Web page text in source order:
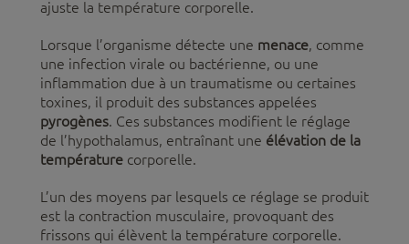
ajuste la température corporelle.
Lorsque l’organisme détecte une menace, comme
une infection virale ou bactérienne, ou une
inflammation due à un traumatisme ou certaines
toxines, il produit des substances appelées
pyrogènes. Ces substances modifient le réglage
de l’hypothalamus, entraînant une élévation de la
température corporelle.
L’un des moyens par lesquels ce réglage se produit
est la contraction musculaire, provoquant des
frissons qui élèvent la température corporelle.